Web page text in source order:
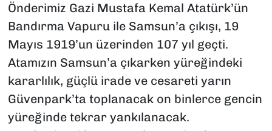
Önderimiz Gazi Mustafa Kemal Atatürk’ün
Bandırma Vapuru ile Samsun’a çıkışı, 19
Mayıs 1919’un üzerinden 107 yıl geçti.
Atamızın Samsun’a çıkarken yüreğindeki
kararlılık, güçlü irade ve cesareti yarın
Güvenpark’ta toplanacak on binlerce gencin
yüreğinde tekrar yankılanacak.